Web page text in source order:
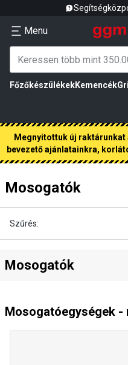
Menu
FőzőkészülékekKemencék
Megnyitottuk új raktárunkat
bevezető ajánlatainkra,
Mosogatók
Szűrés:
Mosogatók
Mosogatóegységek -